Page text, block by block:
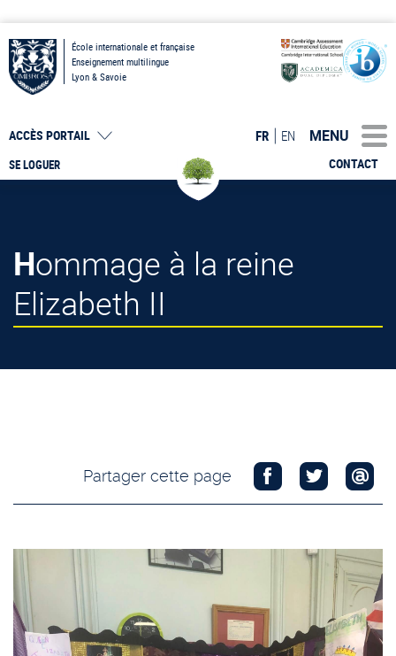
École internationale et française
Enseignement multilingue
Lyon & Savoie
SE LOGUER
ACCÈS PORTAIL
CONTACT
FR EN MENU
Hommage à la reine
Elizabeth II
Partager cette page